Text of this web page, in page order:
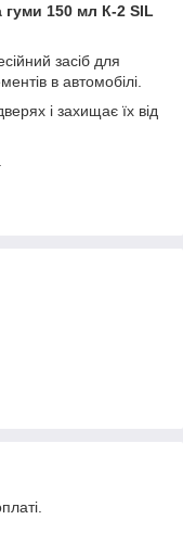
гуми 150 мл К-2 SIL
засіб для
в автомобілі.
і захищає їх від